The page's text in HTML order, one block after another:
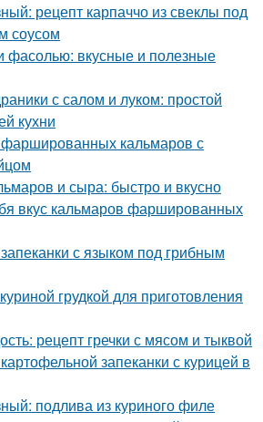
рецепт карпаччо из свеклы под
соусом
фасолью: вкусные и полезные
с салом и луком: простой
кухни
кальмаров с
и сыра: быстро и вкусно
вкус кальмаров фаршированных
с языком под грибным
грудкой для приготовления
рецепт гречки с мясом и тыквой
запеканки с курицей в
подлива из куриного филе